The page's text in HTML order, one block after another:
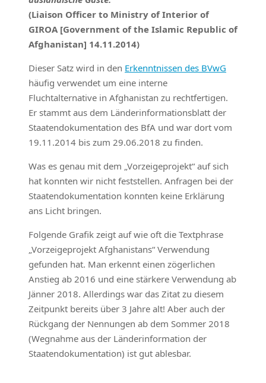
(Liaison Officer to Ministry of Interior of
GIROA [Government of the Islamic Republic of
Afghanistan] 14.11.2014)
Dieser Satz wird in den Erkenntnissen des BVwG
häufig verwendet um eine interne
Fluchtalternative in Afghanistan zu rechtfertigen.
Er stammt aus dem Länderinformationsblatt der
Staatendokumentation des BfA und war dort vom
19.11.2014 bis zum 29.06.2018 zu finden.
Was es genau mit dem „Vorzeigeprojekt“ auf sich
hat konnten wir nicht feststellen. Anfragen bei der
Staatendokumentation konnten keine Erklärung
ans Licht bringen.
Folgende Grafik zeigt auf wie oft die Textphrase
„Vorzeigeprojekt Afghanistans“ Verwendung
gefunden hat. Man erkennt einen zögerlichen
Anstieg ab 2016 und eine stärkere Verwendung ab
Jänner 2018. Allerdings war das Zitat zu diesem
Zeitpunkt bereits über 3 Jahre alt! Aber auch der
Rückgang der Nennungen ab dem Sommer 2018
(Wegnahme aus der Länderinformation der
Staatendokumentation) ist gut ablesbar.